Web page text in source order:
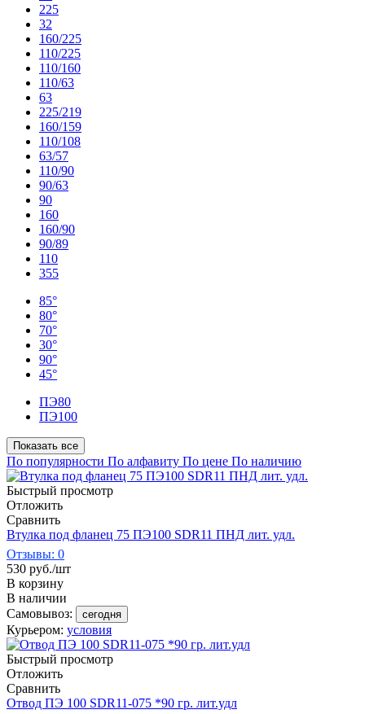
225
32
160/225
110/225
110/160
110/63
63
225/219
160/159
110/108
63/57
110/90
90/63
90
160
160/90
90/89
110
355
85°
80°
70°
30°
90°
45°
ПЭ80
ПЭ100
Показать все
По популярности По алфавиту По цене По наличию
Быстрый просмотр
Отложить
Сравнить
Втулка под фланец 75 ПЭ100 SDR11 ПНД лит. удл.
Отзывы: 0
530 руб./шт
В корзину
В наличии
Самовывоз:
сегодня
Курьером: условия
Быстрый просмотр
Отложить
Сравнить
Отвод ПЭ 100 SDR11-075 *90 гр. лит.удл